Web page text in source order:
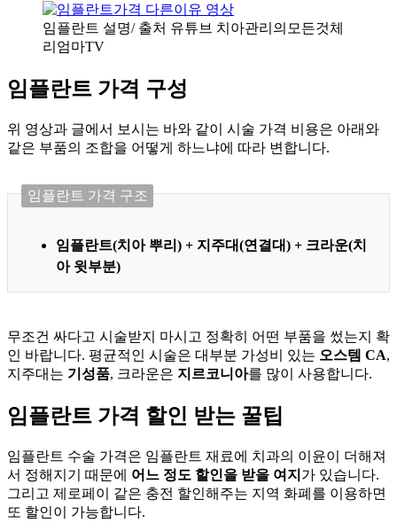
임플란트 설명/ 출처 유튜브 치아관리의모든것체
리엄마TV
임플란트 가격 구성
위 영상과 글에서 보시는 바와 같이 시술 가격 비용은 아래와
같은 부품의 조합을 어떻게 하느냐에 따라 변합니다.
임플란트 가격 구조
임플란트(치아 뿌리) + 지주대(연결대) + 크라운(치
아 윗부분)
무조건 싸다고 시술받지 마시고 정확히 어떤 부품을 썼는지 확
인 바랍니다. 평균적인 시술은 대부분 가성비 있는 오스템 CA,
지주대는 기성품, 크라운은 지르코니아를 많이 사용합니다.
임플란트 가격 할인 받는 꿀팁
임플란트 수술 가격은 임플란트 재료에 치과의 이윤이 더해져
서 정해지기 때문에 어느 정도 할인을 받을 여지 가 있습니다.
그리고 제로페이 같은 충전 할인해주는 지역 화폐를 이용하면
또 할인이 가능합니다.